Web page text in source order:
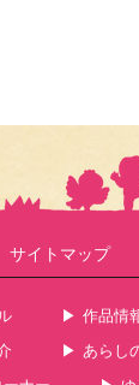
サイトマップ
作品情
あらし